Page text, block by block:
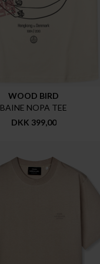
WOOD BIRD
BAINE NOPA TEE
DKK 399,00